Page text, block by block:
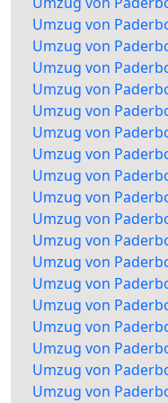
Umzug von
Umzug von
Umzug von
Umzug von
Umzug von
Umzug von
Umzug von
Umzug von
Umzug von
Umzug von
Umzug von
Umzug von
Umzug von
Umzug von
Umzug von
Umzug von
Umzug von
Umzug von